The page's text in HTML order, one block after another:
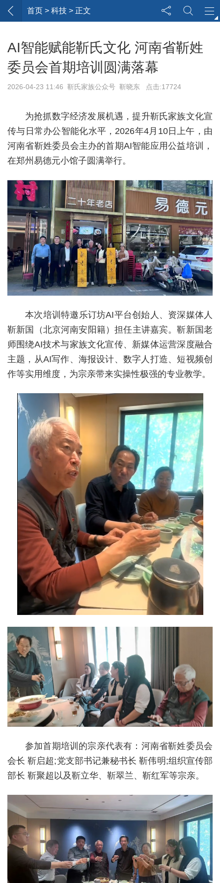
首页 > 科技 > 正文
AI智能赋能靳氏文化 河南省靳姓
委员会首期培训圆满落幕
2026-04-23 11:46 靳氏家族公众号 靳晓东 点击:17724
为抢抓数字经济发展机遇，提升靳氏家族文化宣
传与日常办公智能化水平，2026年4月10日上午，由
河南省靳姓委员会主办的首期AI智能应用公益培训，
在郑州易德元小馆子圆满举行。
本次培训特邀乐订坊AI平台创始人、资深媒体人
靳新国（北京河南安阳籍）担任主讲嘉宾。靳新国老
师围绕AI技术与家族文化宣传、新媒体运营深度融合
主题，从AI写作、海报设计、数字人打造、短视频创
作等实用维度，为宗亲带来实操性极强的专业教学。
参加首期培训的宗亲代表有：河南省靳姓委员会
会长 靳启超;党支部书记兼秘书长 靳伟明;组织宣传部
部长 靳聚超以及靳立华、靳翠兰、靳红军等宗亲。